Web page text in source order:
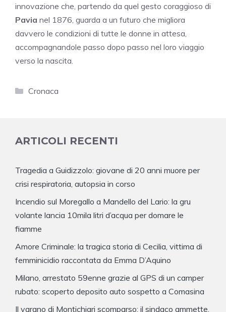
innovazione che, partendo da quel gesto coraggioso di
Pavia nel 1876, guarda a un futuro che migliora
davvero le condizioni di tutte le donne in attesa,
accompagnandole passo dopo passo nel loro viaggio
verso la nascita.
Categorie
Cronaca
ARTICOLI RECENTI
Tragedia a Guidizzolo: giovane di 20 anni muore per
crisi respiratoria, autopsia in corso
Incendio sul Moregallo a Mandello del Lario: la gru
volante lancia 10mila litri d’acqua per domare le
fiamme
Amore Criminale: la tragica storia di Cecilia, vittima di
femminicidio raccontata da Emma D’Aquino
Milano, arrestato 59enne grazie al GPS di un camper
rubato: scoperto deposito auto sospetto a Comasina
Il varano di Montichiari scomparso: il sindaco ammette,